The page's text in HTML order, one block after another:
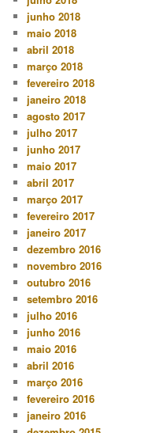
junho 2018
maio 2018
abril 2018
março 2018
fevereiro 2018
janeiro 2018
agosto 2017
julho 2017
junho 2017
maio 2017
abril 2017
março 2017
fevereiro 2017
janeiro 2017
dezembro 2016
novembro 2016
outubro 2016
setembro 2016
julho 2016
junho 2016
maio 2016
abril 2016
março 2016
fevereiro 2016
janeiro 2016